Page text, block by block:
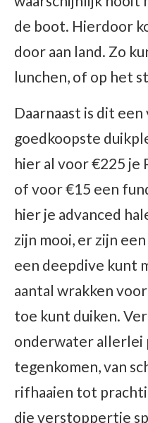
de boot. Hierdoor
door aan land. Zo
lunchen, of op het
Daarnaast is dit een
goedkoopste
hier al voor €225 je
of voor €15 een
hier je advanced
zijn mooi, er zijn
een deepdive kunt
aantal wrakken
toe kunt duiken.
onderwater allerlei
tegenkomen, van
rifhaaien tot
die verstoppertje